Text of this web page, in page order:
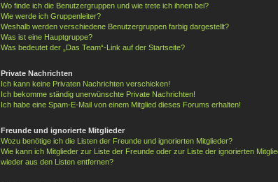
Wo finde ich die Benutzergruppen und wie trete ich ihnen bei?
Wie werde ich Gruppenleiter?
Weshalb werden verschiedene Benutzergruppen farbig dargestellt?
Was ist eine Hauptgruppe?
Was bedeutet der „Das Team“-Link auf der Startseite?
Private Nachrichten
Ich kann keine Privaten Nachrichten verschicken!
Ich bekomme ständig unerwünschte Private Nachrichten!
Ich habe eine Spam-E-Mail von einem Mitglied dieses Forums erhalten!
Freunde und ignorierte Mitglieder
Wozu benötige ich die Listen der Freunde und ignorierten Mitglieder?
Wie kann ich Mitglieder zur Liste der Freunde oder zur Liste der ignorierten
wieder aus den Listen entfernen?